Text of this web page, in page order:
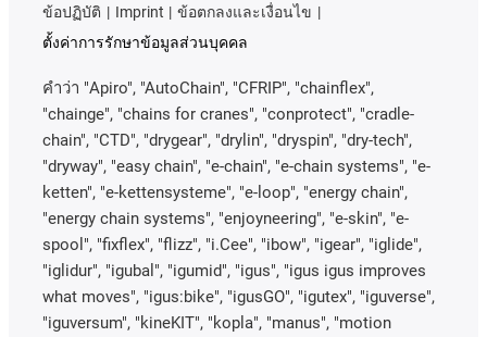
ข้อปฏิบัติ
Imprint
ข้อตกลงและเงื่อนไข
ตั้งค่าการรักษาข้อมูลส่วนบุคคล
คําว่า "Apiro", "AutoChain", "CFRIP", "chainflex",
"chainge", "chains for cranes", "conprotect", "cradle-
chain", "CTD", "drygear", "drylin", "dryspin", "dry-tech",
"dryway", "easy chain", "e-chain", "e-chain systems", "e-
ketten", "e-kettensysteme", "e-loop", "energy chain",
"energy chain systems", "enjoyneering", "e-skin", "e-
spool", "fixflex", "flizz", "i.Cee", "ibow", "igear", "iglide",
"iglidur", "igubal", "igumid", "igus", "igus igus improves
what moves", "igus:bike", "igusGO", "igutex", "iguverse",
"iguversum", "kineKIT", "kopla", "manus", "motion